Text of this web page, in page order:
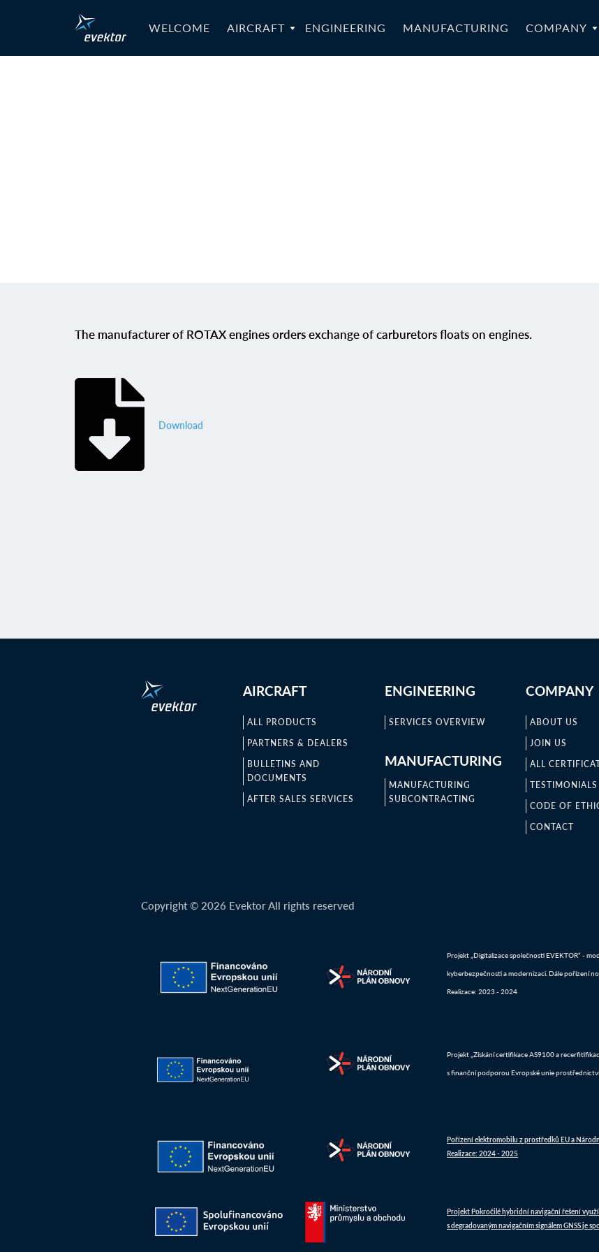
WELCOME AIRCRAFT ENGINEERING MANUFACTURING COMPANY
The manufacturer of ROTAX engines orders exchange of carburetors floats on engines.
Download
AIRCRAFT
ALL PRODUCTS
PARTNERS & DEALERS
BULLETINS AND
DOCUMENTS
AFTER SALES SERVICES
ENGINEERING
SERVICES OVERVIEW
MANUFACTURING
MANUFACTURING
SUBCONTRACTING
COMPANY
ABOUT US
JOIN US
ALL
TESTIMONIALS
CODE OF
CONTACT
Copyright © 2026 Evektor All rights reserved
Projekt „Digitalizace společnosti EVEKTOR“ -
kyberbezpečnosti a modernizaci. Dále pořízení
Realizace: 2023 - 2024
Projekt „Získání certifikace AS9100 a
s finanční podporou Evropské unie
Pořízení elektromobilu z prostředků EU a
Realizace: 2024 - 2025
Projekt Pokročilé hybridní navigační řešení
s degradovaným navigačním signálem GNSS je